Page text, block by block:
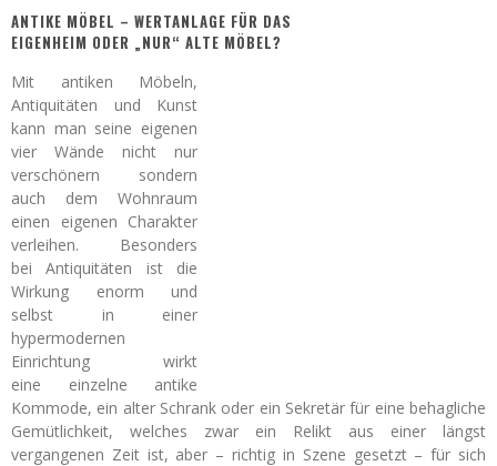
ANTIKE MÖBEL – WERTANLAGE FÜR DAS
EIGENHEIM ODER „NUR“ ALTE MÖBEL?
Mit antiken Möbeln,
Antiquitäten und Kunst
kann man seine eigenen
vier Wände nicht nur
verschönern sondern
auch dem Wohnraum
einen eigenen Charakter
verleihen. Besonders
bei Antiquitäten ist die
Wirkung enorm und
selbst in einer
hypermodernen
Einrichtung wirkt
eine einzelne antike
Kommode, ein alter Schrank oder ein Sekretär für eine behagliche
Gemütlichkeit, welches zwar ein Relikt aus einer längst
vergangenen Zeit ist, aber – richtig in Szene gesetzt – für sich